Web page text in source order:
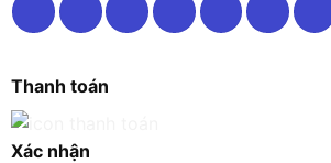
Thanh toán
Xác nhận